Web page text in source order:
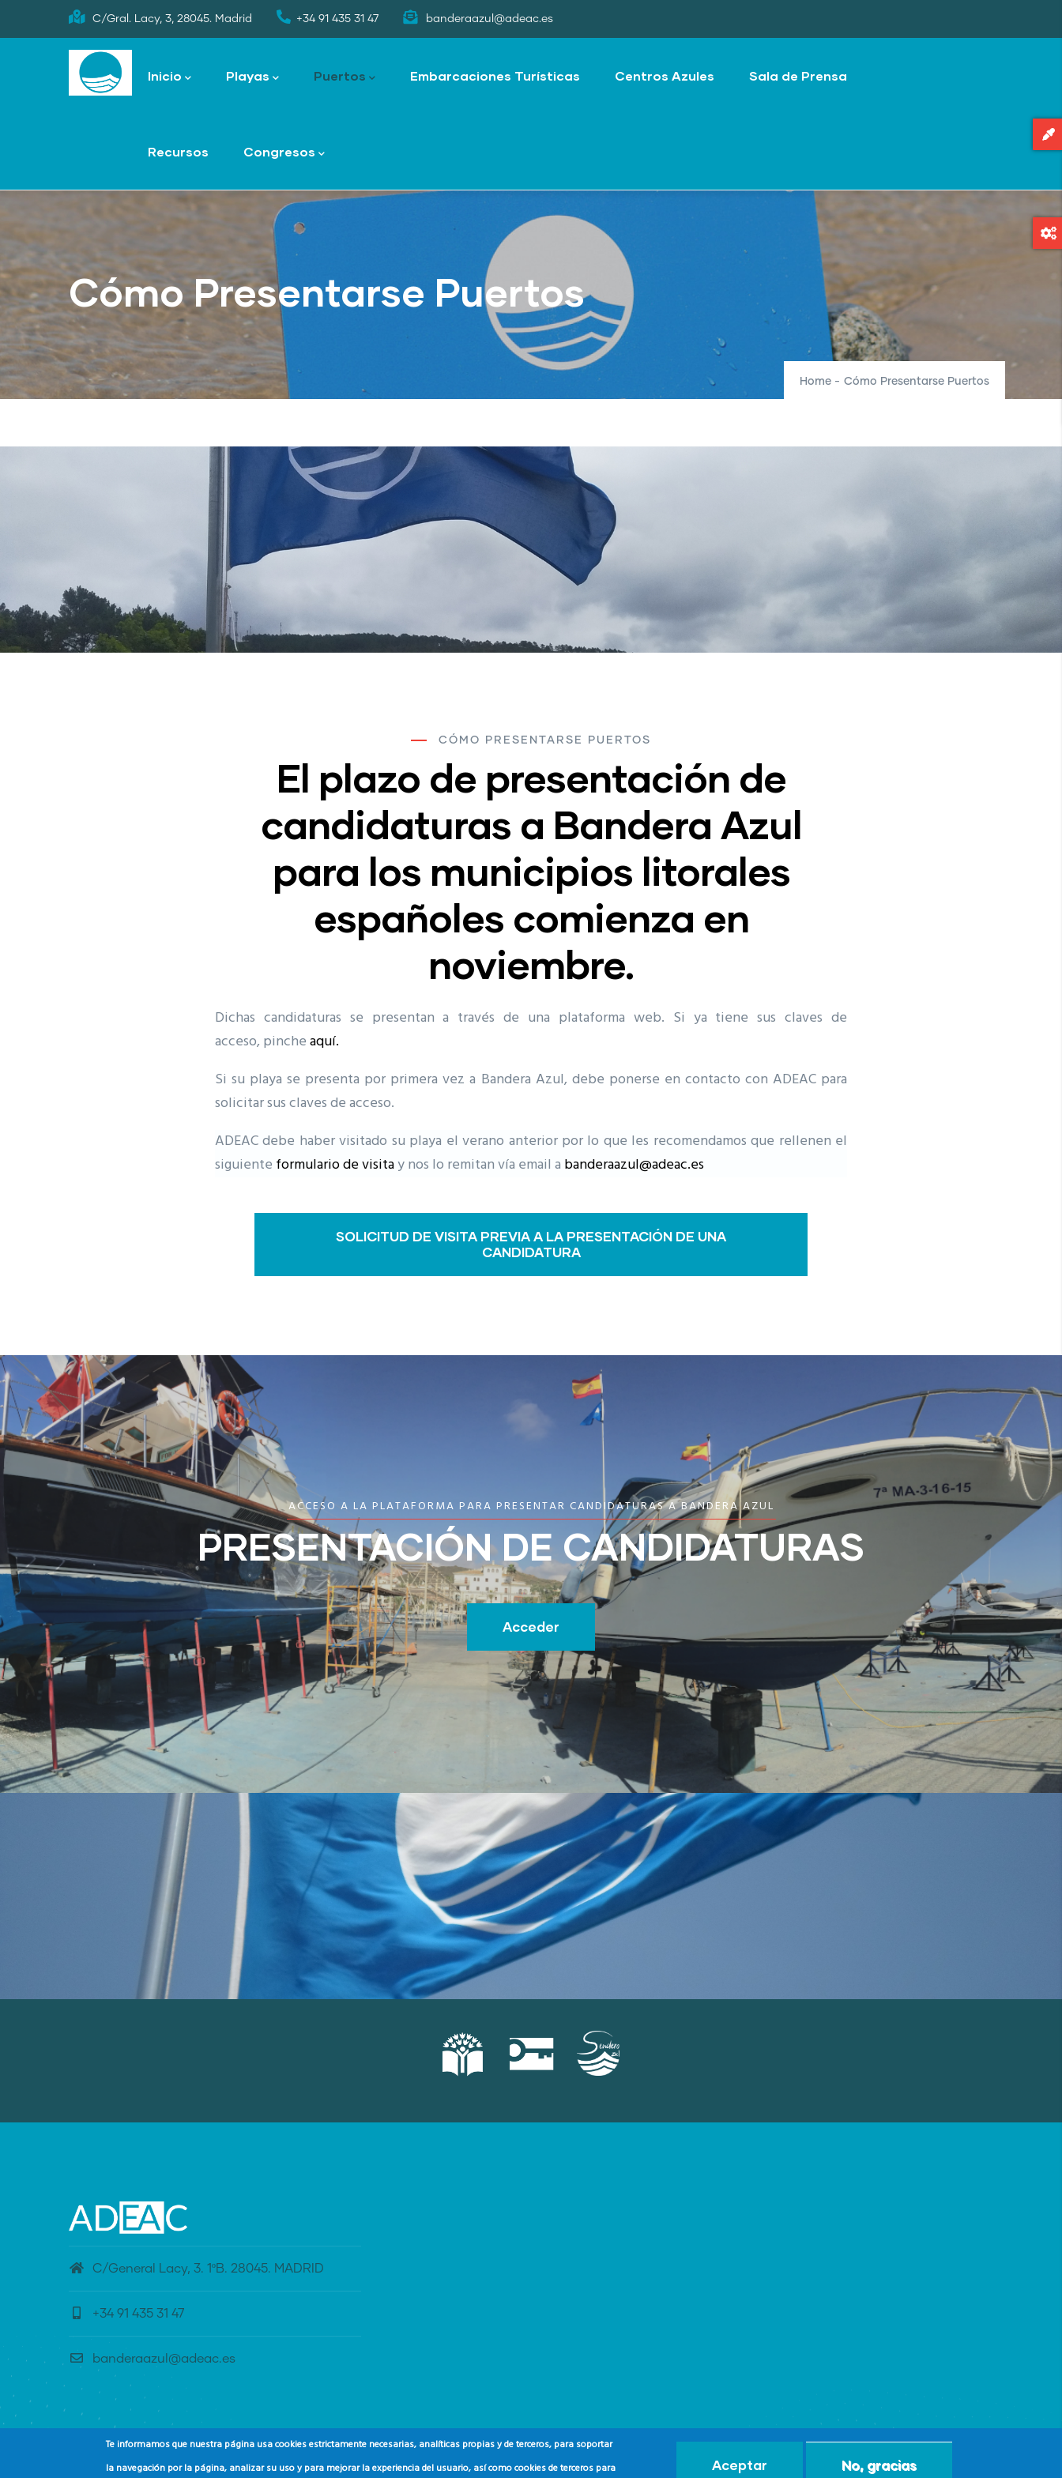
to
C/Gral. Lacy, 3, 28045. Madrid +34 91 435 31 47 banderaazul@adeac.es
navigation
Inicio Playas Puertos Embarcaciones Turísticas Centros Azules Sala de Prensa
Recursos Congresos
Cómo Presentarse Puertos
Home - Cómo Presentarse Puertos
CÓMO PRESENTARSE PUERTOS
El plazo de presentación de
candidaturas a Bandera Azul
para los municipios litorales
españoles comienza en
noviembre.
Dichas candidaturas se presentan a través de una plataforma web. Si ya tiene sus claves de
acceso, pincheaquí.
Si su playa se presenta por primera vez a Bandera Azul, debe ponerse en contacto con ADEAC para
solicitar sus claves de acceso.
ADEAC debe haber visitado su playa el verano anterior por lo que les recomendamos que rellenen el
siguiente formulario de visitay nos lo remitan vía email a banderaazul@adeac.es
SOLICITUD DE VISITA PREVIA A LA PRESENTACIÓN DE UNA
CANDIDATURA
ACCESO A LA PLATAFORMA PARA PRESENTAR CANDIDATURAS A BANDERA AZUL
PRESENTACIÓN DE CANDIDATURAS
Acceder
C/General Lacy, 3. 1ºB. 28045. MADRID
+34 91 435 31 47
banderaazul@adeac.es
Te informamos que nuestra página usa cookies estrictamente necesarias, analíticas propias y de terceros, para soportar
la navegación por la página, analizar su uso y para mejorar la experiencia del usuario, así como cookies de terceros para
Aceptar No, gracias